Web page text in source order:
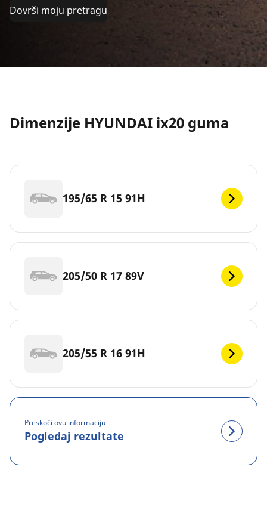
Dovrši moju pretragu
Dimenzije HYUNDAI ix20 guma
195/65 R 15 91H
205/50 R 17 89V
205/55 R 16 91H
Preskoči ovu informaciju
Pogledaj rezultate